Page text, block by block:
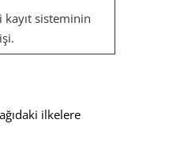
kayıt sisteminin
ilkelere